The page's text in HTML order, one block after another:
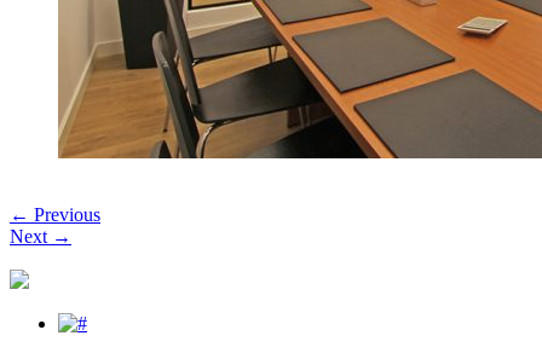
← Previous
Next →